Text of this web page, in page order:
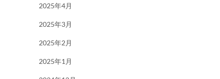
2025年4月
2025年3月
2025年2月
2025年1月